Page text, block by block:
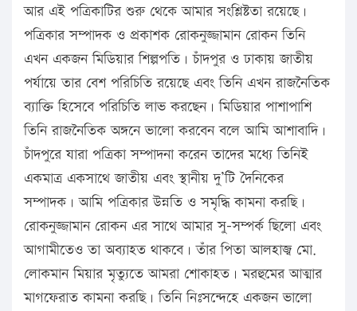
আর এই পত্রিকাটির শুরু থেকে আমার সংশ্লিষ্টতা রয়েছে।
পত্রিকার সম্পাদক ও প্রকাশক রোকনুজ্জামান রোকন তিনি
এখন একজন মিডিয়ার শিল্পপতি। চাঁদপুর ও ঢাকায় জাতীয়
পর্যায়ে তার বেশ পরিচিতি রয়েছে এবং তিনি এখন রাজনৈতিক
ব্যাক্তি হিসেবে পরিচিতি লাভ করছেন। মিডিয়ার পাশাপাশি
তিনি রাজনৈতিক অঙ্গনে ভালো করবেন বলে আমি আশাবাদি।
চাঁদপুরে যারা পত্রিকা সম্পাদনা করেন তাদের মধ্যে তিনিই
একমাত্র একসাথে জাতীয় এবং স্থানীয় দু’টি দৈনিকের
সম্পাদক। আমি পত্রিকার উন্নতি ও সমৃদ্ধি কামনা করছি।
রোকনুজ্জামান রোকন এর সাথে আমার সু-সম্পর্ক ছিলো এবং
আগামীতেও তা অব্যাহত থাকবে। তাঁর পিতা আলহাজ্ব মো.
লোকমান মিয়ার মৃত্যুতে আমরা শোকাহত। মরহুমের আত্মার
মাগফেরাত কামনা করছি। তিনি নিঃসন্দেহে একজন ভালো